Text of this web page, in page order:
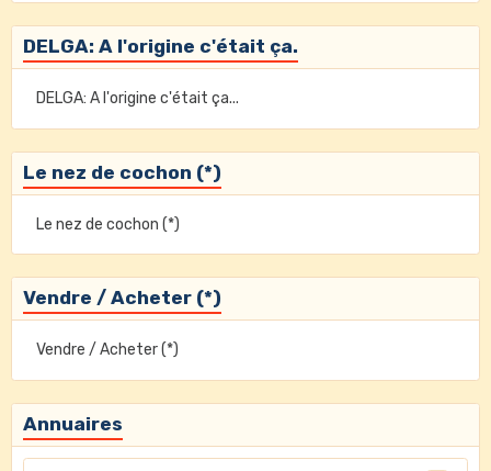
DELGA: A l'origine c'était ça.
DELGA: A l'origine c'était ça...
Le nez de cochon (*)
Le nez de cochon (*)
Vendre / Acheter (*)
Vendre / Acheter (*)
Annuaires